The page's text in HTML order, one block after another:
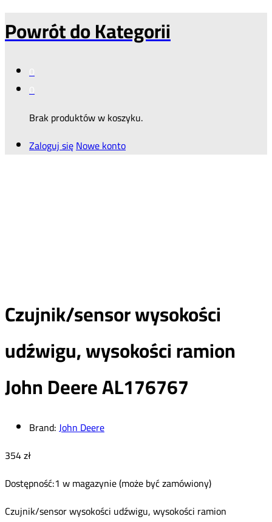
Powrót doKategorii
0
0
Brak produktów w koszyku.
Zaloguj sięNowe konto
Czujnik/sensor wysokości
udźwigu, wysokości ramion
John Deere AL176767
Brand:John Deere
354zł
Dostępność:1 w magazynie (może być zamówiony)
Czujnik/sensor wysokości udźwigu, wysokości ramion